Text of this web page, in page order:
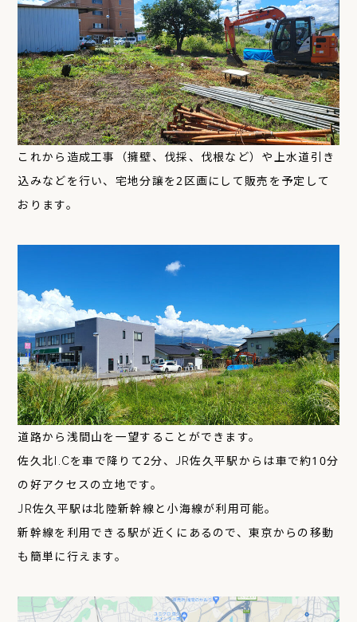
これから造成工事（擁壁、伐採、伐根など）や上水道引き
込みなどを行い、宅地分譲を2区画にして販売を予定して
おります。
道路から浅間山を一望することができます。
佐久北I.Cを車で降りて2分、JR佐久平駅からは車で約10分
の好アクセスの立地です。
JR佐久平駅は北陸新幹線と小海線が利用可能。
新幹線を利用できる駅が近くにあるので、東京からの移動
も簡単に行えます。